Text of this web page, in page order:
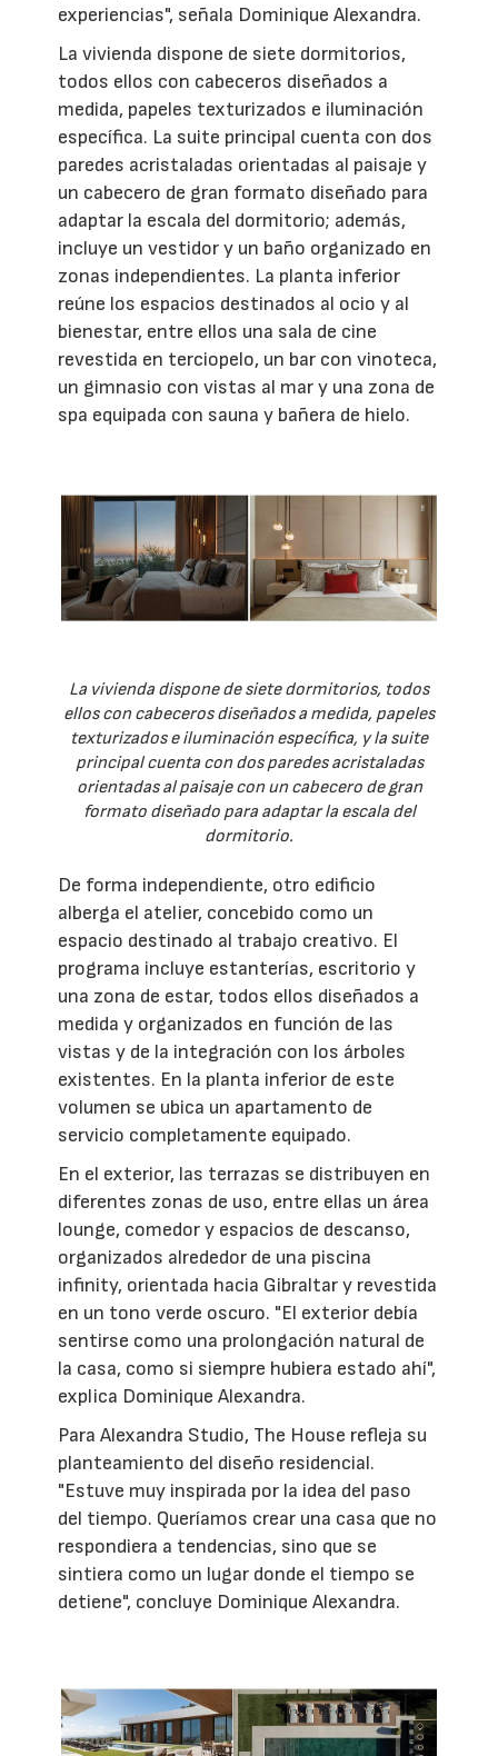
experiencias", señala Dominique Alexandra.
La vivienda dispone de siete dormitorios,
todos ellos con cabeceros diseñados a
medida, papeles texturizados e iluminación
específica. La suite principal cuenta con dos
paredes acristaladas orientadas al paisaje y
un cabecero de gran formato diseñado para
adaptar la escala del dormitorio; además,
incluye un vestidor y un baño organizado en
zonas independientes. La planta inferior
reúne los espacios destinados al ocio y al
bienestar, entre ellos una sala de cine
revestida en terciopelo, un bar con vinoteca,
un gimnasio con vistas al mar y una zona de
spa equipada con sauna y bañera de hielo.
La vivienda dispone de siete dormitorios, todos
ellos con cabeceros diseñados a medida, papeles
texturizados e iluminación específica, y la suite
principal cuenta con dos paredes acristaladas
orientadas al paisaje con un cabecero de gran
formato diseñado para adaptar la escala del
dormitorio.
De forma independiente, otro edificio
alberga el atelier, concebido como un
espacio destinado al trabajo creativo. El
programa incluye estanterías, escritorio y
una zona de estar, todos ellos diseñados a
medida y organizados en función de las
vistas y de la integración con los árboles
existentes. En la planta inferior de este
volumen se ubica un apartamento de
servicio completamente equipado.
En el exterior, las terrazas se distribuyen en
diferentes zonas de uso, entre ellas un área
lounge, comedor y espacios de descanso,
organizados alrededor de una piscina
infinity, orientada hacia Gibraltar y revestida
en un tono verde oscuro. "El exterior debía
sentirse como una prolongación natural de
la casa, como si siempre hubiera estado ahí",
explica Dominique Alexandra.
Para Alexandra Studio, The House refleja su
planteamiento del diseño residencial.
"Estuve muy inspirada por la idea del paso
del tiempo. Queríamos crear una casa que no
respondiera a tendencias, sino que se
sintiera como un lugar donde el tiempo se
detiene", concluye Dominique Alexandra.